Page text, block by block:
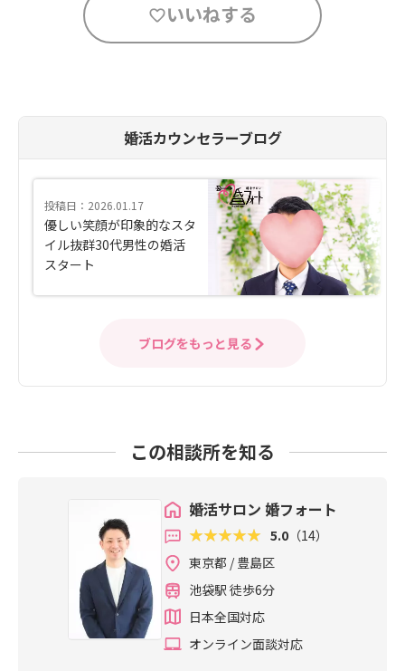
いいねする
婚活カウンセラーブログ
投稿日：2026.01.17
優しい笑顔が印象的なスタ
イル抜群30代男性の婚活
スタート
ブログをもっと見る
この相談所を知る
婚活サロン 婚フォート
5.0 （14）
東京都 / 豊島区
池袋駅 徒歩6分
日本全国対応
オンライン面談対応